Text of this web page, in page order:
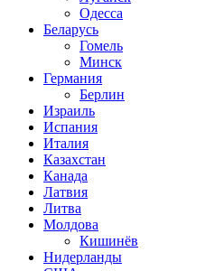
Одесса
Беларусь
Гомель
Минск
Германия
Берлин
Израиль
Испания
Италия
Казахстан
Канада
Латвия
Литва
Молдова
Кишинёв
Нидерланды